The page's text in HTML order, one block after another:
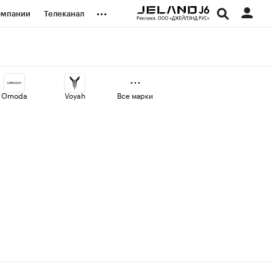
Телеканал ...
Omoda Voyah Все марки